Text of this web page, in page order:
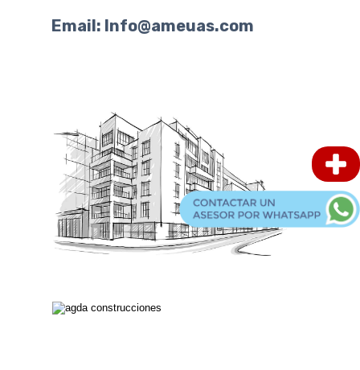
Email: Info@ameuas.com